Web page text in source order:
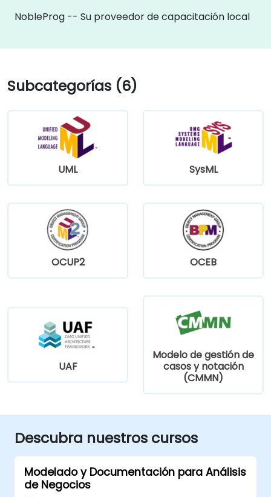
NobleProg -- Su proveedor de capacitación local
Subcategorías (6)
UML SysML
OCUP2 OCEB
UAF
Modelo de gestión de
casos y notación
(CMMN)
Descubra nuestros cursos
Modelado y Documentación para Análisis
de Negocios